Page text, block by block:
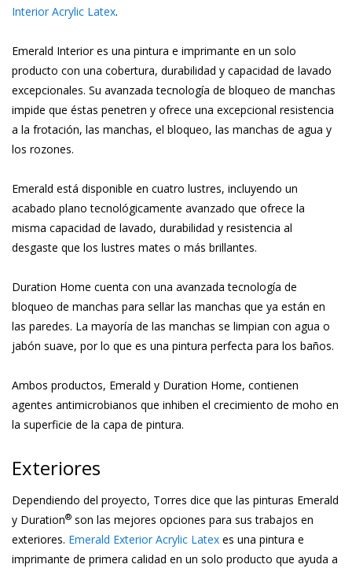
Interior Acrylic Latex.
Emerald Interior es una pintura e imprimante en un solo
producto con una cobertura, durabilidad y capacidad de lavado
excepcionales. Su avanzada tecnología de bloqueo de manchas
impide que éstas penetren y ofrece una excepcional resistencia
a la frotación, las manchas, el bloqueo, las manchas de agua y
los rozones.
Emerald está disponible en cuatro lustres, incluyendo un
acabado plano tecnológicamente avanzado que ofrece la
misma capacidad de lavado, durabilidad y resistencia al
desgaste que los lustres mates o más brillantes.
Duration Home cuenta con una avanzada tecnología de
bloqueo de manchas para sellar las manchas que ya están en
las paredes. La mayoría de las manchas se limpian con agua o
jabón suave, por lo que es una pintura perfecta para los baños.
Ambos productos, Emerald y Duration Home, contienen
agentes antimicrobianos que inhiben el crecimiento de moho en
la superficie de la capa de pintura.
Exteriores
Dependiendo del proyecto, Torres dice que las pinturas Emerald
y Duration® son las mejores opciones para sus trabajos en
exteriores. Emerald Exterior Acrylic Latex es una pintura e
imprimante de primera calidad en un solo producto que ayuda a